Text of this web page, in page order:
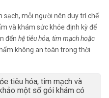
sạch, mỗi người nên duy trì chế
và khám sức khỏe định kỳ để
đến hệ tiêu hóa, tim mạch hoặc
không an toàn trong thời
tiêu hóa, tim mạch và
một số gói khám có